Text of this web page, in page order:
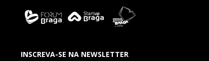
INSCREVA-SE NA NEWSLETTER